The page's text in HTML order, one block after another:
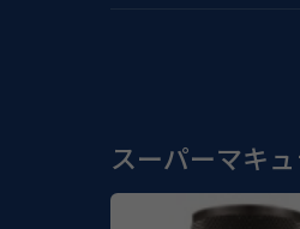
スーパーマキ